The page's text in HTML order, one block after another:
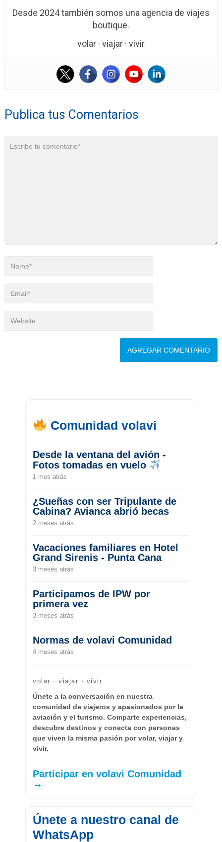
Desde 2024 también somos una agencia de viajes
boutique.
volar · viajar · vivir
Publica tus Comentarios
Comunidad volavi
Desde la ventana del avión -
Fotos tomadas en vuelo
1 mes atrás
¿Sueñas con ser Tripulante de
Cabina? Avianca abrió becas
2 meses atrás
Vacaciones familiares en Hotel
Grand Sirenis - Punta Cana
3 meses atrás
Participamos de IPW por
primera vez
3 meses atrás
Normas de volavi Comunidad
4 meses atrás
volar · viajar · vivir
Únete a la conversación en nuestra
comunidad de viajeros y apasionados por la
aviación y el turismo. Comparte experiencias,
descubre destinos y conecta con personas
que viven la misma pasión por volar, viajar y
vivir.
Participar en volavi Comunidad
→
Únete a nuestro canal de
WhatsApp